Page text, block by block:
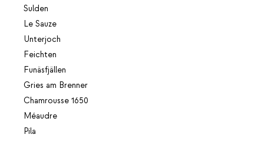
Sulden
Le Sauze
Unterjoch
Feichten
Funäsfjällen
Gries am Brenner
Chamrousse 1650
Méaudre
Pila